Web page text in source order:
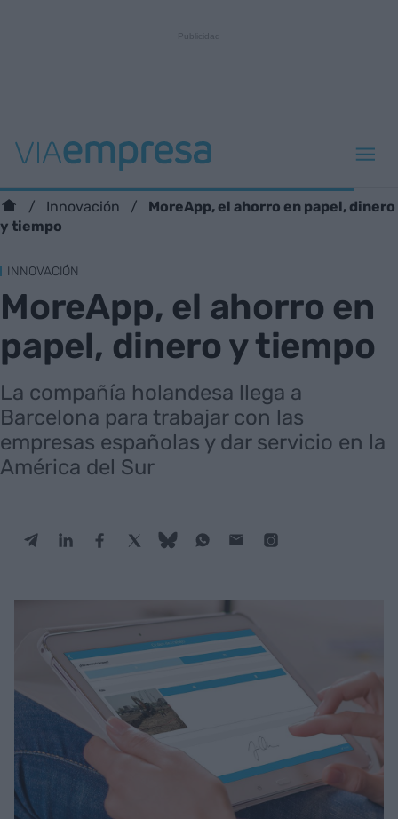
Innovación
MoreApp, el ahorro en papel, dinero
y tiempo
INNOVACIÓN
MoreApp, el ahorro en
papel, dinero y tiempo
La compañía holandesa llega a
Barcelona para trabajar con las
empresas españolas y dar servicio en la
América del Sur